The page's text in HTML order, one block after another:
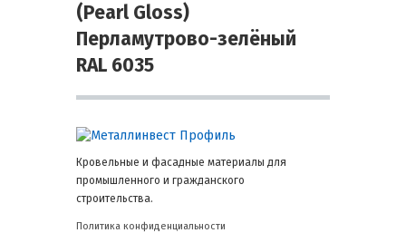
(Pearl Gloss)
Перламутрово-зелёный
RAL 6035
Кровельные и фасадные материалы для
промышленного и гражданского
строительства.
Политика конфиденциальности